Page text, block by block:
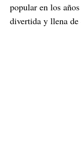
popular en los
divertida y llena de